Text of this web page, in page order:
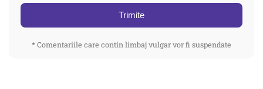
Trimite
* Comentariile care contin limbaj vulgar vor fi suspendate